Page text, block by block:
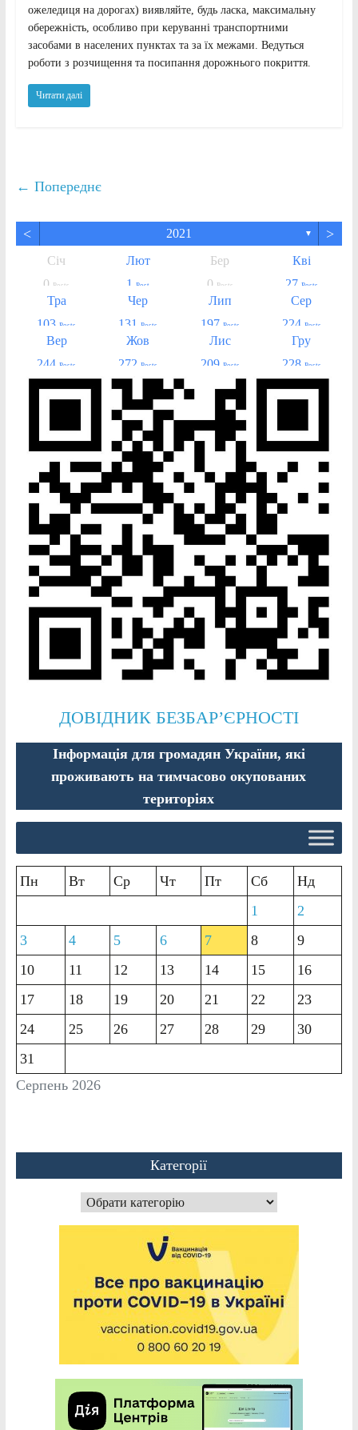
ожеледиця на дорогах) виявляйте, будь ласка, максимальну
обережність, особливо при керуванні транспортними
засобами в населених пунктах та за їх межами. Ведуться
роботи з розчищення та посипання дорожнього покриття.
Читати далі
← Попереднє
< 2021 ▼ >
Січ
0 Posts
Лют
1
Post
Бер
0 Posts
Кві
27 Posts
Тра
103 Posts
Чер
131
Posts
Лип
197 Posts
Сер
224 Posts
Вер
244 Posts
Жов
272 Posts
Лис
209 Posts
Гру
228 Posts
ДОВІДНИК БЕЗБАР’ЄРНОСТІ
Інформація для громадян України, які
проживають на тимчасово окупованих
територіях
Серпень 2026
Пн Вт Ср Чт Пт Сб
Нд
1
2
3
4 5 6 7 8
9
10
11 12 13 14 15
16
17
18 19 20 21 22
23
24
25 26 27 28 29
30
31
Категорії
Категорії